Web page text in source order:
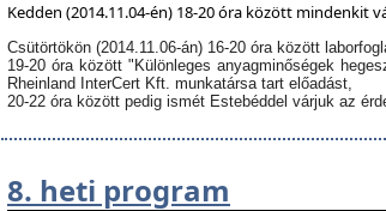
Kedden (2014.11.04-én) 18-20 óra között mindenkit
Csütörtökön (2014.11.06-án) 16-20 óra között
19-20 óra között "Különleges anyagminőségek
Rheinland InterCert Kft. munkatársa tart előadást,
20-22 óra között pedig ismét Estebéddel várjuk az
8. heti program